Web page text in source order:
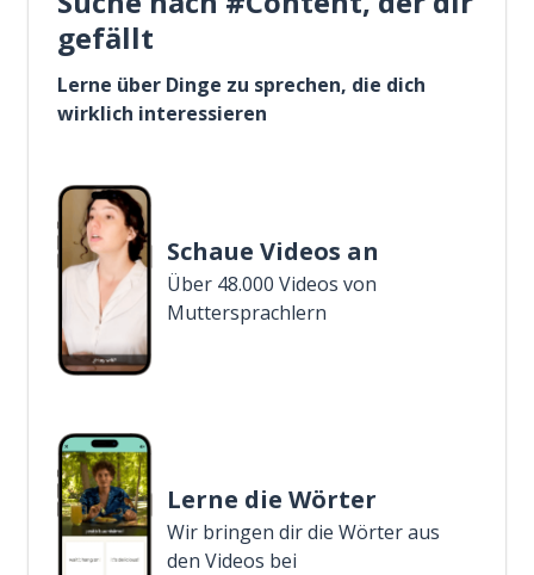
gefällt
Lerne über Dinge zu sprechen, die dich
wirklich interessieren
Schaue Videos an
Über 48.000 Videos von
Muttersprachlern
Lerne die Wörter
Wir bringen dir die Wörter aus
den Videos bei